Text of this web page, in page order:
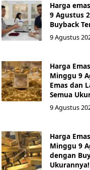
Harga
9 Agustus
Buyback
9 Agustus
Harga
Minggu 9
Emas dan
Semua
9 Agustus
Harga
Minggu 9
dengan
Ukurannya!